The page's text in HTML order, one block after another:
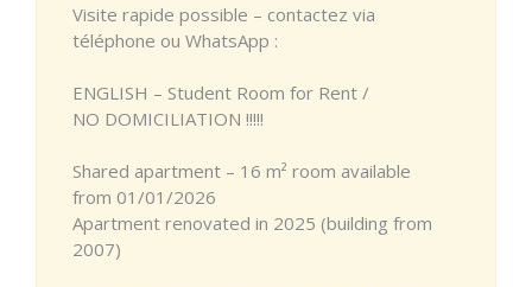
Visite rapide possible – contactez via
téléphone ou WhatsApp :
ENGLISH – Student Room for Rent /
NO DOMICILIATION !!!!!
Shared apartment – 16 m² room available
from 01/01/2026
Apartment renovated in 2025 (building from
2007)